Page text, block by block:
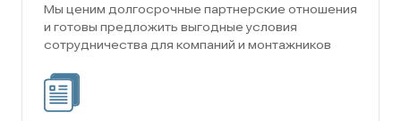
Мы ценим долгосрочные партнерские отношения
и готовы предложить выгодные условия
сотрудничества для компаний и монтажников